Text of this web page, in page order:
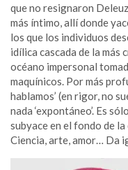
que no resignaron
más íntimo, allí donde
los que los individuos
idílica cascada de la más
océano impersonal
maquínicos. Por más
hablamos’ (en rigor, no
nada ‘expontáneo’. Es
subyace en el fondo de
Ciencia, arte, amor… Da